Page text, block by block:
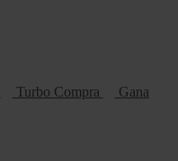
Turbo Compra
Gana